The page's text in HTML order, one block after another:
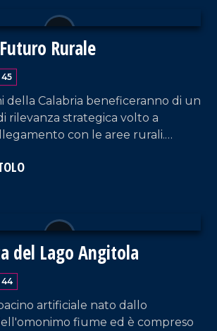
Rurale
della Calabria beneficeranno di un
rilevanza strategica volto a
con le aree rurali.
potenziamento delle
del Lago Angitola
44
artificiale nato dallo
fiume ed è compreso